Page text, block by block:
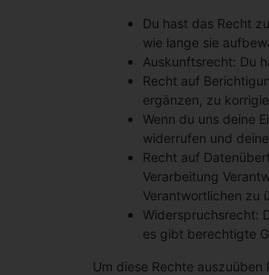
Du hast das Recht
wie lange sie
Auskunftsrecht: Du
Recht auf
ergänzen, zu
Wenn du uns deine
widerrufen und
Recht auf
Verarbeitung
Verantwortlichen zu
Widerspruchsrecht:
es gibt berechtigte
Um diese Rechte